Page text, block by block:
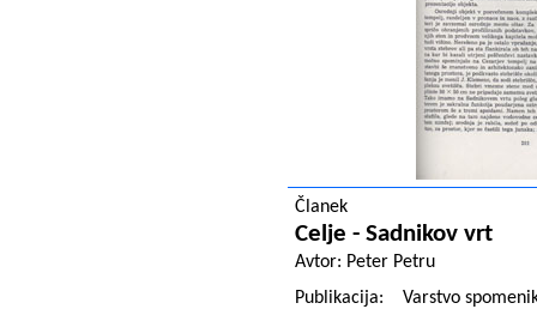
Članek
Celje - Sadnikov vrt
Avtor: Peter Petru
Publikacija:
Varstvo